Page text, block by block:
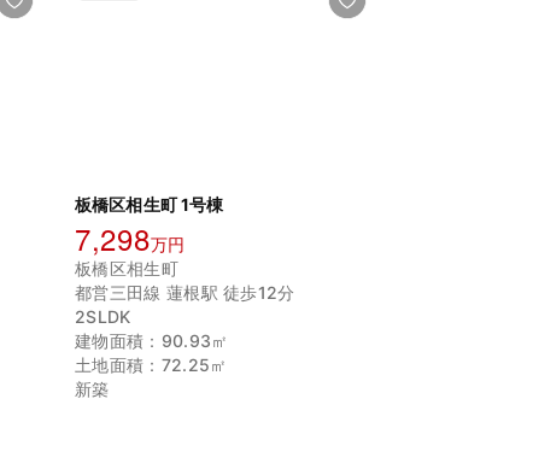
板橋区相生町 1号棟
7,298万円
板橋区相生町
都営三田線 蓮根駅 徒歩12分
2SLDK
建物面積：90.93㎡
土地面積：72.25㎡
新築